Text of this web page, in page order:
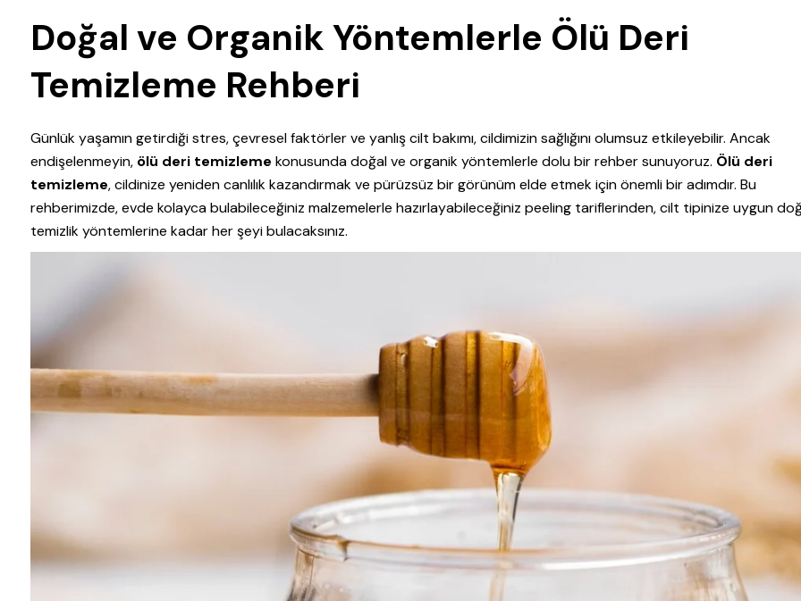
Doğal ve Organik Yöntemlerle Ölü Deri
Temizleme Rehberi
Günlük yaşamın getirdiği stres, çevresel faktörler ve yanlış cilt bakımı, cildimizin sağlığını olumsuz etkileyebilir. Ancak
endişelenmeyin, ölü deri temizleme konusunda doğal ve organik yöntemlerle dolu bir rehber sunuyoruz. Ölü deri
temizleme, cildinize yeniden canlılık kazandırmak ve pürüzsüz bir görünüm elde etmek için önemli bir adımdır. Bu
rehberimizde, evde kolayca bulabileceğiniz malzemelerle hazırlayabileceğiniz peeling tariflerinden, cilt tipinize uygun
temizlik yöntemlerine kadar her şeyi bulacaksınız.